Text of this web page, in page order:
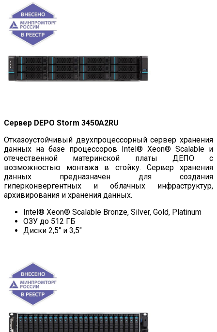
Сервер DEPO Storm 3450A2RU
Отказоустойчивый двухпроцессорный сервер хранения
данных на базе процессоров Intel® Xeon® Scalable и
отечественной материнской платы ДЕПО с
возможностью монтажа в стойку. Сервер хранения
данных предназначен для создания
гиперконвергентных и облачных инфраструктур,
архивирования и хранения данных.
Intel® Xeon® Scalable Bronze, Silver, Gold, Platinum
ОЗУ до 512 ГБ
Диски 2,5″ и 3,5″